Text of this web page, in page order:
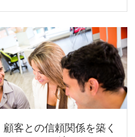
客との信頼関係を築く